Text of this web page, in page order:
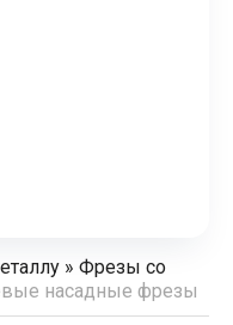
» Фрезы со
насадные фрезы